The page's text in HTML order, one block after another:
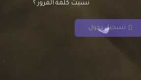
نسيت كلمة المرور ؟
تسجيل دخول